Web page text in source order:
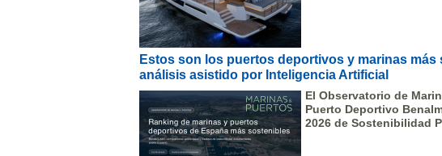
Estos son los puertos deportivos y marinas
análisis asistido por Inteligencia Artificial
El Observatorio de
Puerto Deportivo
2026 de Sostenibilidad